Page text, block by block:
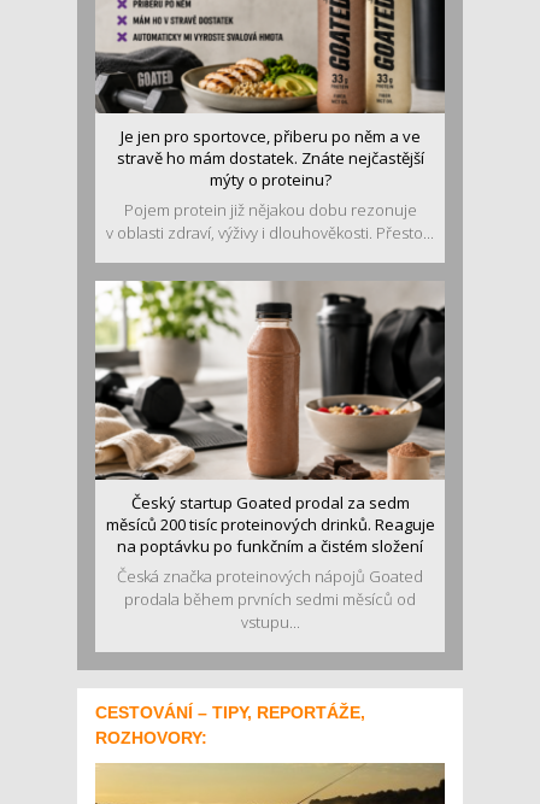
Je jen pro sportovce, přiberu po něm a ve
stravě ho mám dostatek. Znáte nejčastější
mýty o proteinu?
Pojem protein již nějakou dobu rezonuje
v oblasti zdraví, výživy i dlouhověkosti. Přesto...
Český startup Goated prodal za sedm
měsíců 200 tisíc proteinových drinků. Reaguje
na poptávku po funkčním a čistém složení
Česká značka proteinových nápojů Goated
prodala během prvních sedmi měsíců od
vstupu...
CESTOVÁNÍ – TIPY, REPORTÁŽE,
ROZHOVORY: